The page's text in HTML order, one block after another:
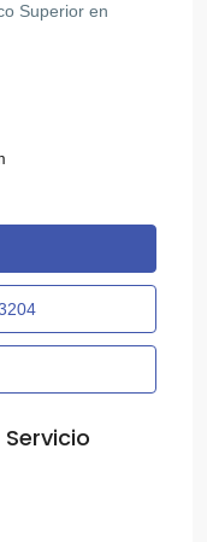
Superior en